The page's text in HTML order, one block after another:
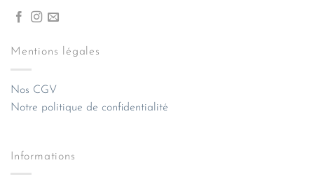
Mentions légales
Nos CGV
Notre politique de confidentialité
Informations